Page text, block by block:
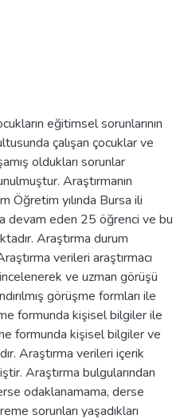
eğitimsel sorunlarının
çalışan çocuklar ve
oldukları sorunlar
Araştırmanın
yılında Bursa ili
devam eden 25 öğrenci ve bu
Araştırma durum
verileri araştırmacı
ve uzman görüşü
görüşme formları ile
formunda kişisel bilgiler ile
formunda kişisel bilgiler ve
Araştırma verileri içerik
Araştırma bulgularından
odaklanamama, derse
sorunları yaşadıkları